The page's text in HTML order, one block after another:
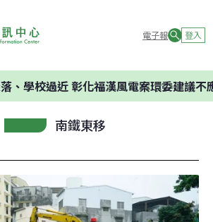
電子報 登入
過近 彰化福漢風電案環委建議不應開發
南鐵東移